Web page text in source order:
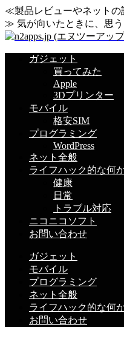
≪製品レビューやネットの
≫ 気が向いたときに、思う
ガジェット
買ってみた
Apple
3Dプリンター
モバイル
格安SIM
プログラミング
WordPress
ネット全般
ライフハック的な何
健康
日常
トラブル対応
ニコニコソフト
お問い合わせ
ガジェット
モバイル
プログラミング
ネット全般
ライフハック的な何
お問い合わせ